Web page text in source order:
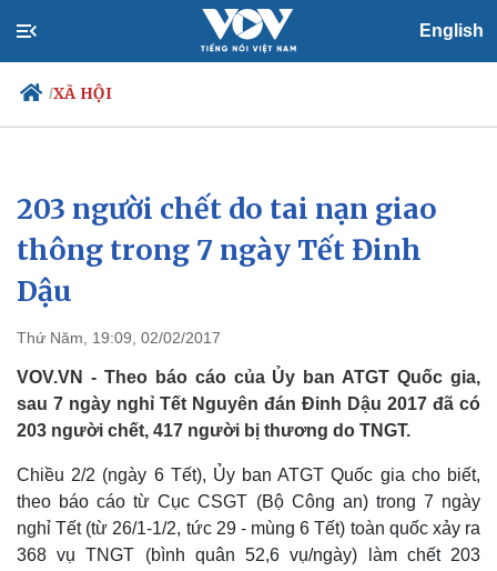
English
/XÃ HỘI
Chính trị
Đảng
Tổ chức nhân sự
Quốc hội
Nhận diện sự thật
Xã hội
Tin 24h
Dự báo thời tiết
203 người chết do tai nạn giao
thông trong 7 ngày Tết Đinh
Dậu
Thứ Năm, 19:09, 02/02/2017
VOV.VN - Theo báo cáo của Ủy ban ATGT Quốc gia,
sau 7 ngày nghỉ Tết Nguyên đán Đinh Dậu 2017 đã có
203 người chết, 417 người bị thương do TNGT.
Chiều 2/2 (ngày 6 Tết), Ủy ban ATGT Quốc gia cho biết,
theo báo cáo từ Cục CSGT (Bộ Công an) trong 7 ngày
nghỉ Tết (từ 26/1-1/2, tức 29 - mùng 6 Tết) toàn quốc xảy ra
368 vụ TNGT (bình quân 52,6 vụ/ngày) làm chết 203